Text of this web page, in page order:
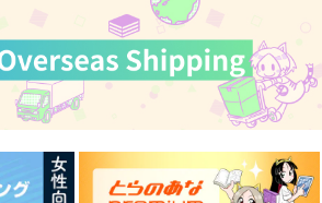
作品詳細 作品詳細